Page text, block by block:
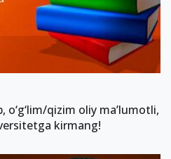
qizim oliy ma’lumotli,
kirmang!